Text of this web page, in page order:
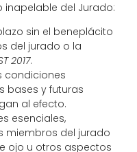
inapelable del Jurado:
sin el beneplácito
del jurado o la
2017.
condiciones
bases y futuras
al efecto.
esenciales,
miembros del jurado
ojo u otros aspectos